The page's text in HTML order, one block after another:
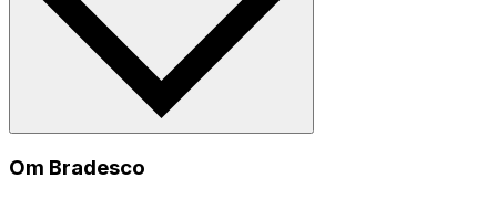
Om Bradesco